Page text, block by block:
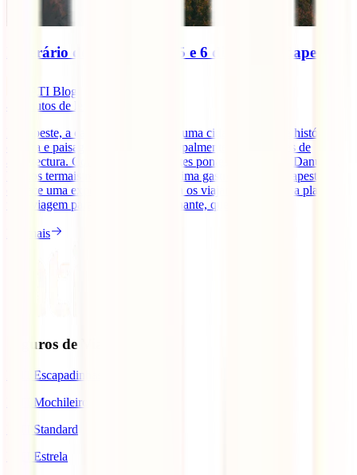
Itinerário de viagem de 4, 5 e 6 dias em Budapeste
IATI Blog
minutos de leitura
Budapeste, a capital da Hungria, é uma cidade repleta de história,
cultura e paisagens incríveis, principalmente para amantes de
arquitectura. Com as impressionantes pontes sobre o Rio Danúbio,
banhos termais relaxantes e uma ótima gastronomia, Budapeste
oferece uma experiência única para os viajantes. Se estás a planear
uma viagem para esta cidade fascinante, quer tenhas [...]
Ler mais
Seguros de Viagem
IATI Escapadinhas
IATI Mochileiro
IATI Standard
IATI Estrela